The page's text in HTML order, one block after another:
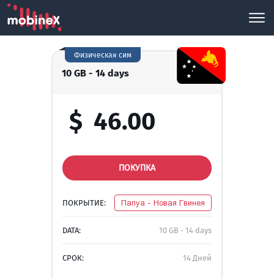
10 GB - 14 days
Физическая сим
$ 46.00
ПОКУПКА
ПОКРЫТИЕ: Папуа - Новая Гвинея
DATA: 10 GB - 14 days
СРОК: 14 Дней